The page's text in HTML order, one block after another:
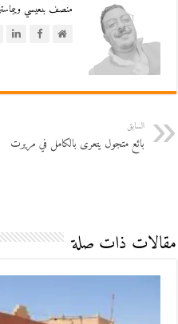
منصف بنعيسي
السابق
بائع متجول يتعرى بالكامل في مريرت
مقالات ذات صلة